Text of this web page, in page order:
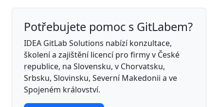
Potřebujete pomoc s GitLabem?
IDEA GitLab Solutions nabízí konzultace,
školení a zajištění licencí pro firmy v České
republice, na Slovensku, v Chorvatsku,
Srbsku, Slovinsku, Severní Makedonii a ve
Spojeném království.